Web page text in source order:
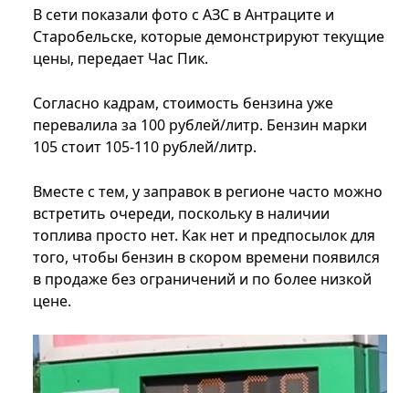
В сети показали фото с АЗС в Антраците и
Старобельске, которые демонстрируют текущие
цены, передает Час Пик.
Согласно кадрам, стоимость бензина уже
перевалила за 100 рублей/литр. Бензин марки
105 стоит 105-110 рублей/литр.
Вместе с тем, у заправок в регионе часто можно
встретить очереди, поскольку в наличии
топлива просто нет. Как нет и предпосылок для
того, чтобы бензин в скором времени появился
в продаже без ограничений и по более низкой
цене.